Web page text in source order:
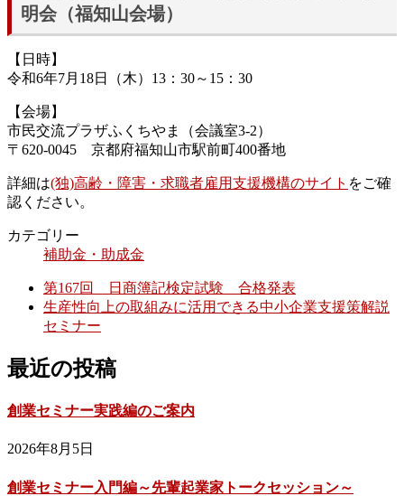
明会（福知山会場）
【日時】
令和6年7月18日（木）13：30～15：30
【会場】
市民交流プラザふくちやま（会議室3-2）
〒620-0045 京都府福知山市駅前町400番地
詳細は(独)高齢・障害・求職者雇用支援機構のサイト をご確
認ください。
カテゴリー
補助金・助成金
第167回 日商簿記検定試験 合格発表
生産性向上の取組みに活用できる中小企業支援策解説
セミナー
最近の投稿
創業セミナー実践編のご案内
2026年8月5日
創業セミナー入門編～先輩起業家トークセッション～